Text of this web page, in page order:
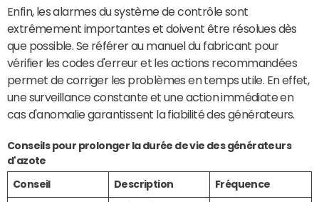
Enfin, les alarmes du système de contrôle sont
extrêmement importantes et doivent être résolues dès
que possible. Se référer au manuel du fabricant pour
vérifier les codes d'erreur et les actions recommandées
permet de corriger les problèmes en temps utile. En effet,
une surveillance constante et une action immédiate en
cas d'anomalie garantissent la fiabilité des générateurs.
Conseils pour prolonger la durée de vie des générateurs
d'azote
Conseil
Description Fréquence